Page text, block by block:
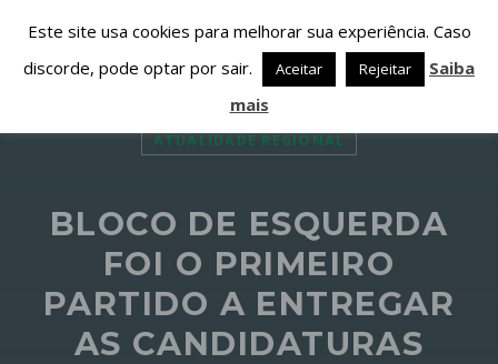
PESQUISAR NESTE WEBSITE:
PARTILHAR ESTA PÁGINA EM:
Twitter
ATUALIDADE REGIONAL
BLOCO DE ESQUERDA
FOI O PRIMEIRO
PARTIDO A ENTREGAR
AS CANDIDATURAS
Este site usa cookies para melhorar sua experiência. Caso
discorde, pode optar por sair.
Aceitar Rejeitar
Saiba
mais